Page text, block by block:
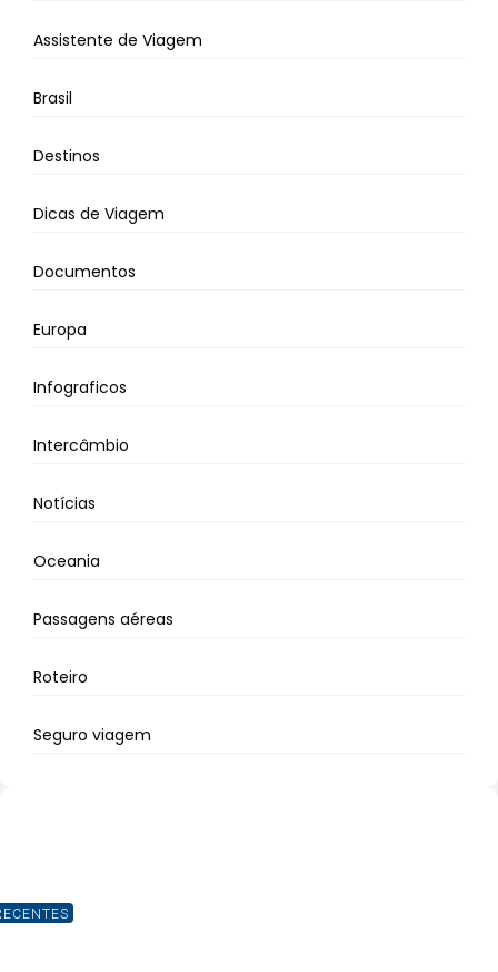
Assistente de Viagem
Brasil
Destinos
Dicas de Viagem
Documentos
Europa
Infograficos
Intercâmbio
Notícias
Oceania
Passagens aéreas
Roteiro
Seguro viagem